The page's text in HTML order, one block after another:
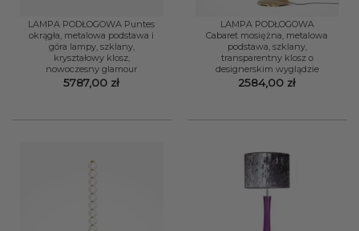
LAMPA PODŁOGOWA Puntes
okrągła, metalowa podstawa i
góra lampy, szklany,
kryształowy klosz,
nowoczesny glamour
5787,00 zł
LAMPA PODŁOGOWA
Cabaret mosiężna, metalowa
podstawa, szklany,
transparentny klosz o
designerskim wyglądzie
2584,00 zł